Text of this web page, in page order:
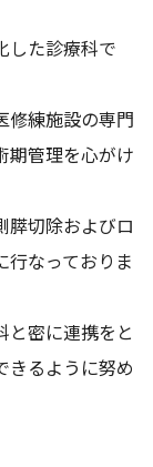
した診療科で
修練施設の専門
期管理を心がけ
膵切除およびロ
行なっておりま
と密に連携をと
きるように努め